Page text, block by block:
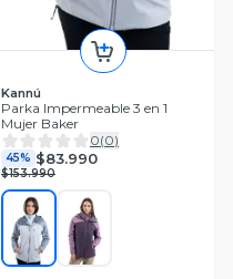
Kannú
Parka Impermeable 3 en 1
Mujer Baker
0(0)
45% $83.990
$153.990